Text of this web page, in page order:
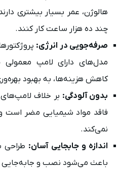
هالوژن، عمر بسیار بیشتری
چند ده هزار ساعت کار کنند.
صرفه‌جویی در انرژی:
مدل‌های دارای لامپ
کاهش هزینه‌ها، به بهبود
بدون آلودگی: بر خلاف
فاقد مواد شیمیایی مضر است
نمی‌کند.
اندازه و جابجایی آسان: طراحی
باعث می‌شود نصب و جابه‌جایی